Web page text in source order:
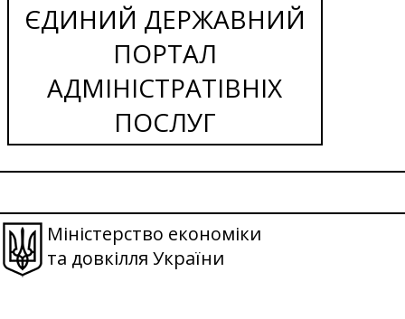
ЄДИНИЙ ДЕРЖАВНИЙ
ПОРТАЛ
АДМІНІСТРАТІВНІХ
ПОСЛУГ
Міністерство економіки
та довкілля України